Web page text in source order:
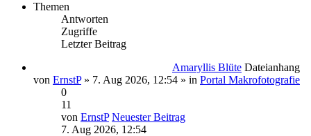
Themen
Antworten
Zugriffe
Letzter Beitrag
Amaryllis Blüte Dateianhang
von ErnstP» 7. Aug 2026, 12:54 » in Portal Makrofotografie
0
11
von ErnstP Neuester Beitrag
7. Aug 2026, 12:54